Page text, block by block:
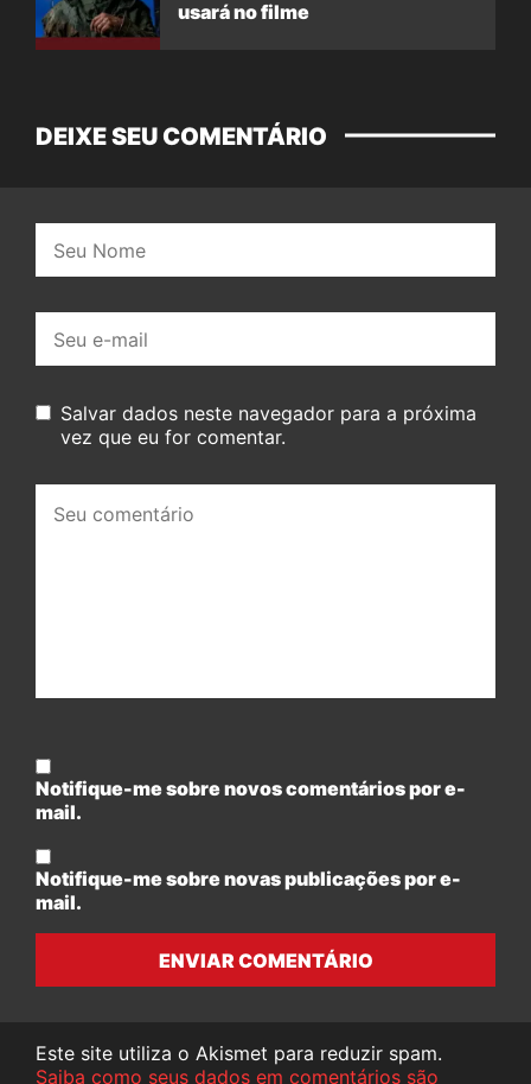
usará no filme
DEIXE SEU COMENTÁRIO
mail:
Salvar dados neste navegador para a próxima
vez que eu for comentar.
comentário:
Notifique-me sobre novos comentários por e-
mail.
Notifique-me sobre novas publicações por e-
mail.
ENVIAR COMENTÁRIO
Este site utiliza o Akismet para reduzir spam.
Saiba como seus dados em comentários são